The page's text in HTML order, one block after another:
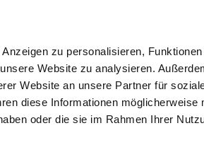
zu personalisieren,
Website zu analysieren.
Website an unsere Partner für
diese Informationen möglicherweise
oder die sie im Rahmen Ihrer
IMMOBILIEN EIGENTÜMER